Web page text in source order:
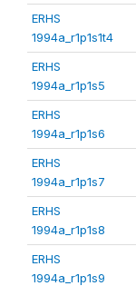
ERHS
1994a_r1p1s1t4
ERHS
1994a_r1p1s5
ERHS
1994a_r1p1s6
ERHS
1994a_r1p1s7
ERHS
1994a_r1p1s8
ERHS
1994a_r1p1s9